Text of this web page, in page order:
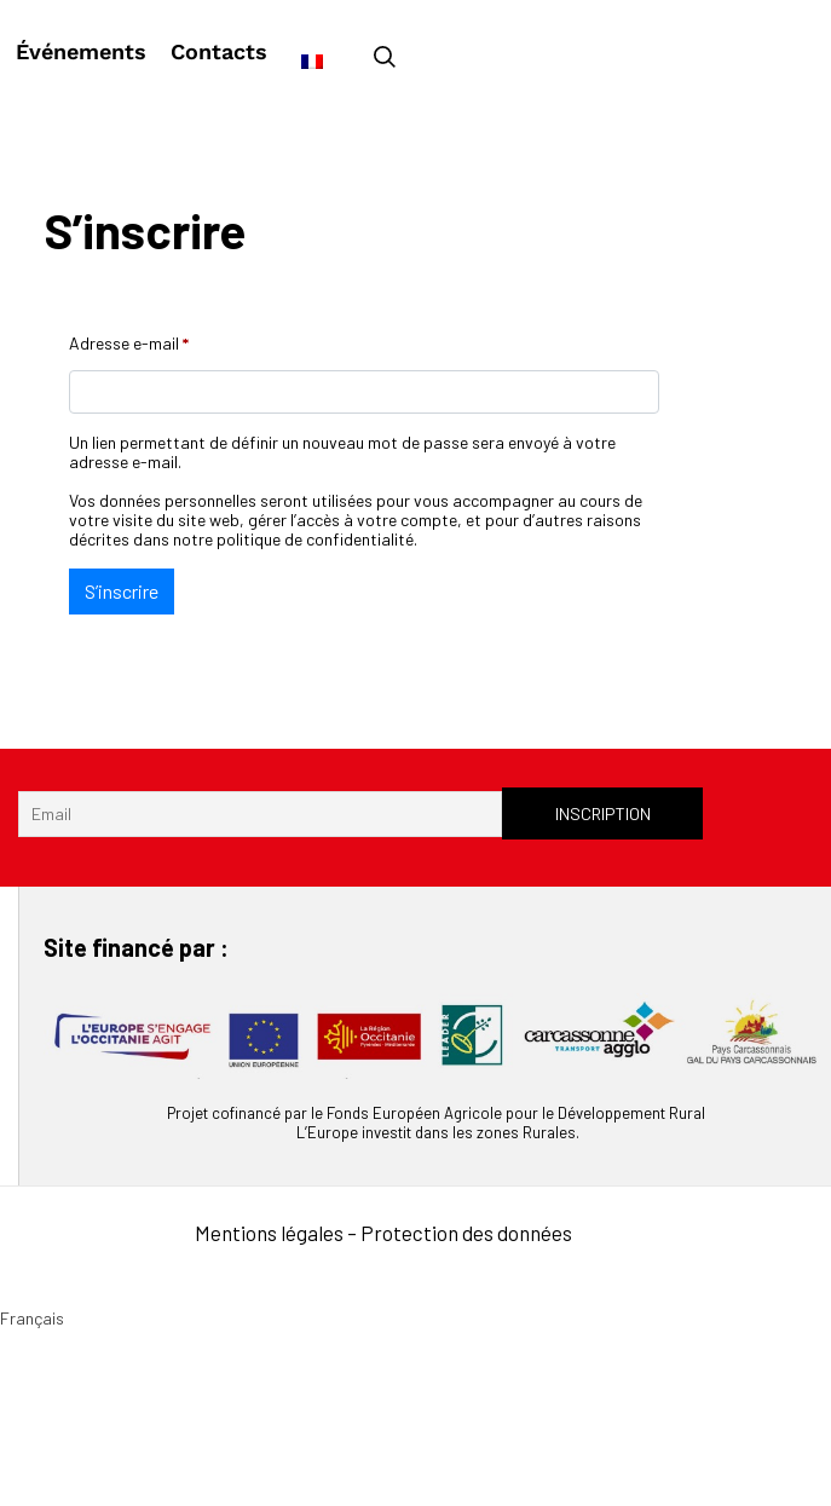
Événements Contacts
S’inscrire
Adresse e-mail *
Un lien permettant de définir un nouveau mot de passe sera envoyé à votre
adresse e-mail.
Vos données personnelles seront utilisées pour vous accompagner au cours de
votre visite du site web, gérer l’accès à votre compte, et pour d’autres raisons
décrites dans notre politique de confidentialité.
S’inscrire
Site financé par :
Projet cofinancé par le Fonds Européen Agricole pour le Développement Rural
L’Europe investit dans les zones Rurales.
Mentions légales – Protection des données
Français